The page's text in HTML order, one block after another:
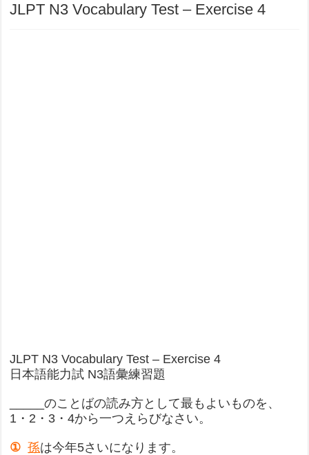
JLPT N3 Vocabulary Test – Exercise 4
JLPT N3 Vocabulary Test – Exercise 4
日本語能力試 N3語彙練習題
_____のことばの読み方として最もよいものを、
1・2・3・4から一つえらびなさい。
① 孫は今年5さいになります。